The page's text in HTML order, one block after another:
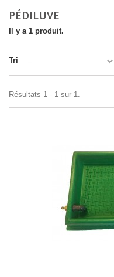
PÉDILUVE
Il y a 1 produit.
Tri
Résultats 1 - 1 sur 1.